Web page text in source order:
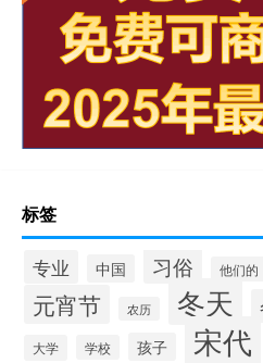
标签
专业 中国 习俗 他们的
元宵节 农历 冬天
大学 学校 孩子 宋代